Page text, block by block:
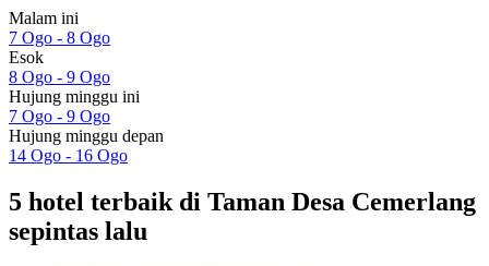
Malam ini
7 Ogo - 8 Ogo
Esok
8 Ogo - 9 Ogo
Hujung minggu ini
7 Ogo - 9 Ogo
Hujung minggu depan
14 Ogo - 16 Ogo
5 hotel terbaik di Taman Desa Cemerlang
sepintas lalu